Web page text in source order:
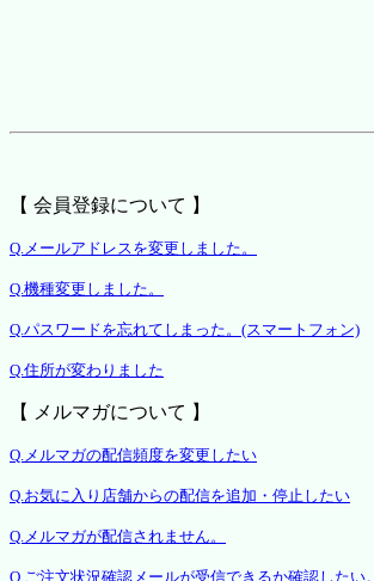
【 会員登録について 】
Q.メールアドレスを変更しました。
Q.機種変更しました。
Q.パスワードを忘れてしまった。(スマートフォン)
Q.住所が変わりました
【 メルマガについて 】
Q.メルマガの配信頻度を変更したい
Q.お気に入り店舗からの配信を追加・停止したい
Q.メルマガが配信されません。
Q.ご注文状況確認メールが受信できるか確認したい。